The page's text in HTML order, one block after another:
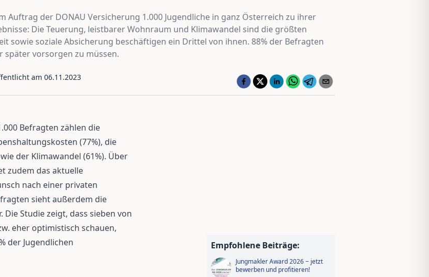
der DONAU Versicherung 1.000 Jugendliche in ganz Österreich zu ihrer
Die Teuerung, leistbarer Wohnraum und Klimawandel sind die größten
sowie soziale Absicherung beschäftigen ein Drittel von ihnen. 88% der Befragten
später vorsorgen zu müssen.
am 06.11.2023
Befragten zählen die
(77%), die
der Klimawandel (61%). Über
zudem das aktuelle
nach einer privaten
sieht außerdem die
Studie zeigt, dass sieben von
eher optimistisch schauen,
der Jugendlichen
Empfohlene Beiträge:
Jungmakler Award 2026 − jetzt
bewerben und profitieren!